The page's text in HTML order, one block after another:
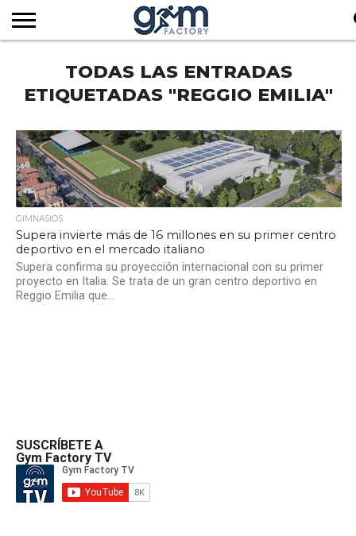
REVISTA
FACTORY
TV
SOCIOS
EMPRESAS
SECTOR
SERVICIOS
AUDIOVISUALES
NOTICIAS
SUSCRIPCIÓN
TODAS LAS ENTRADAS
ETIQUETADAS "REGGIO EMILIA"
GIMNASIOS
Supera invierte más de 16 millones en su primer centro
deportivo en el mercado italiano
Supera confirma su proyección internacional con su primer
proyecto en Italia. Se trata de un gran centro deportivo en
Reggio Emilia que...
SUSCRÍBETE A
Gym Factory TV